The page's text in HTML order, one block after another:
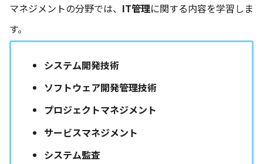
マネジメントの分野では、 IT管理に関する内容を学習しま
す。
システム開発技術
ソフトウェア開発管理技術
プロジェクトマネジメント
サービスマネジメント
システム監査